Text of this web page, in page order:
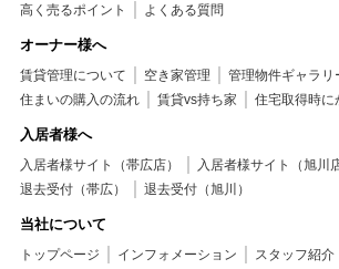
高く売るポイント
よくある質問
オーナー様へ
賃貸管理について 空き家管理 管理物件ギャラリ
住まいの購入の流れ
賃貸vs持ち家 住宅取得時に
入居者様へ
入居者様サイト（帯広店）
入居者様サイト（旭川店
退去受付（帯広）
退去受付（旭川）
当社について
トップページ インフォメーション スタッフ紹介